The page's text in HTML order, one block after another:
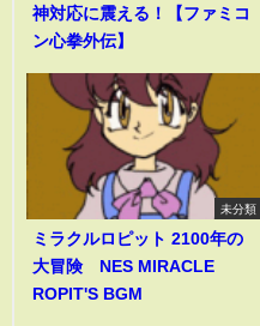
神対応に震える！【ファミコ
ン心拳外伝】
未分類
ミラクルロピット 2100年の
大冒険 NES MIRACLE
ROPIT'S BGM